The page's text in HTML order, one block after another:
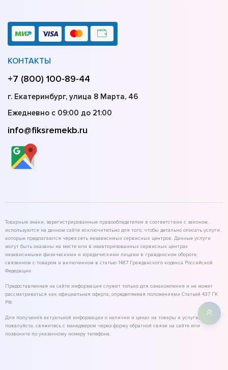
КОНТАКТЫ
+7 (800) 100-89-44
г. Екатеринбург, улица 8 Марта, 46
Ежедневно с 09:00 до 21:00
info@fiksremekb.ru
Товарные знаки, зарегистрированные правообладателем в соответствии с законом,
используются на данном сайте исключительно для того, чтобы детально описать услуги,
которые предлагаются через сеть независимых сервисных центров. Данные услуги
могут быть оказаны на месте или в неавторизованных сервисных центрах
независимыми физическими и юридическими лицами в гражданском обороте,
связанном с товаром и включенном в статью 1487 Гражданского кодекса Российской
Федерации.
Предоставленная на сайте информация служит только для ознакомления и не может
рассматриваться как официальная оферта, определяемая положениями Статьей 437 ГК
РФ.
Для получения актуальной информации о наличии и ценах на товары и услуги,
пожалуйста, свяжитесь с менеджером через форму обратной связи на сайте или
позвоните по указанному номеру телефона.